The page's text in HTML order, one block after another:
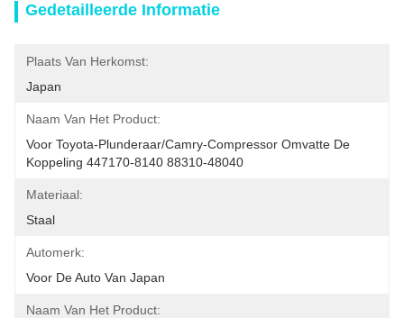
Gedetailleerde Informatie
Plaats Van Herkomst:
Japan
Naam Van Het Product:
Voor Toyota-Plunderaar/Camry-Compressor Omvatte De
Koppeling 447170-8140 88310-48040
Materiaal:
Staal
Automerk:
Voor De Auto Van Japan
Naam Van Het Product: